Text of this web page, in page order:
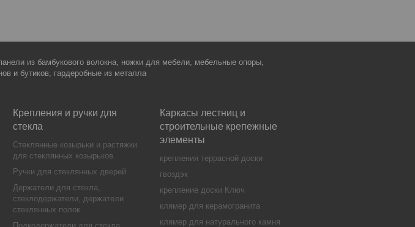
из бамбукового волокна, ножки для мебели, мебельные опоры,
и бутиков, гардеробные из металла
Крепления и ручки для
стекла
Стеклянные козырьки и растяжки
для стеклянных козырьков
Ручки для стеклянных дверей
Держатели для стекла,
стеклодержатели, держатели
стеклянных полок
Каркасы лестниц и
строительные крепежные
элементы
крепления террасной доски
гвоздэк
крепление доски Ключ
клямер для керамогранита
клямер для натурального камня